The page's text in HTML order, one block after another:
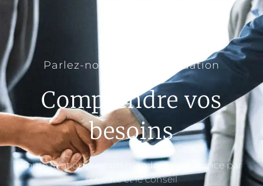
Parlez-nous de votre situation
Comprendre vos
besoins
Toute relation avec un mandant commence par
l’écoute et le conseil